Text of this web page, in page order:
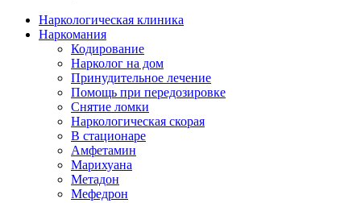
Наркологическая клиника
Наркомания
Кодирование
Нарколог на дом
Принудительное лечение
Помощь при передозировке
Снятие ломки
Наркологическая скорая
В стационаре
Амфетамин
Марихуана
Метадон
Мефедрон